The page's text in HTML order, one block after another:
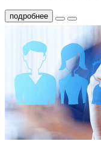
подробнее